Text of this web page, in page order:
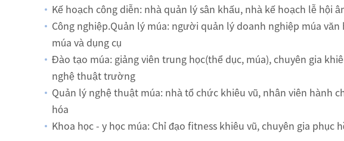
Kế hoạch công diễn: nhà quản lý sân khấu, nhà kế hoạch lễ hội
Công nghiệp.Quản lý múa: người quản lý doanh nghiệp múa
múa và dụng cụ
Đào tạo múa: giảng viên trung học(thể dục, múa), chuyên gia
nghệ thuật trường
Quản lý nghệ thuật múa: nhà tổ chức khiêu vũ, nhân viên hành
hóa
Khoa học - y học múa: Chỉ đạo fitness khiêu vũ, chuyên gia